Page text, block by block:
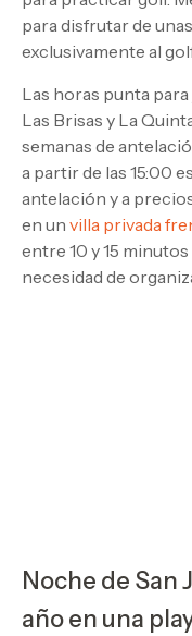
para disfrutar de
exclusivamente al
Las horas punta
Las Brisas y La
semanas de
a partir de las 15:00
antelación y a
en un villa privada
entre 10 y 15
necesidad de
Noche de San
año en una